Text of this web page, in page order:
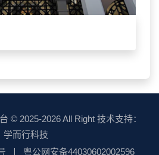
© 2025-2026 All Right 技术支持：
学而行科技
粤公网安备44030602002596